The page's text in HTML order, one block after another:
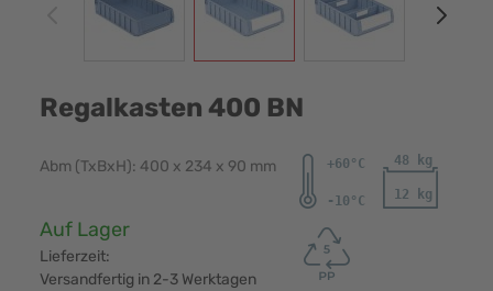
Regalkasten 400 BN
Abm (TxBxH): 400 x 234 x 90 mm
Verfügbarkeit:
Auf Lager
Lieferzeit:
Versandfertig in 2-3 Werktagen